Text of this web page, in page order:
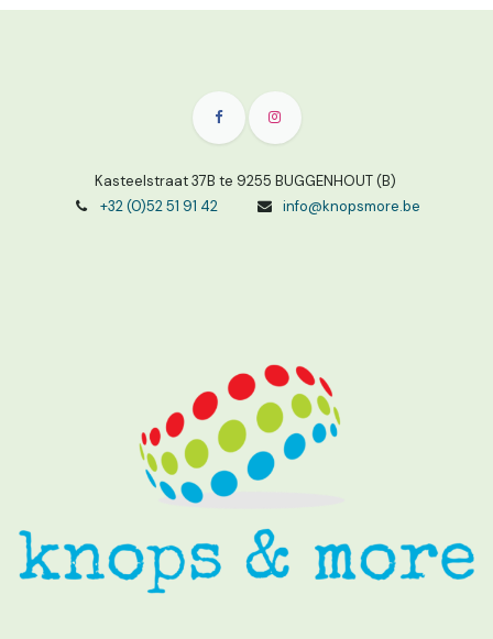
Kasteelstraat 37B te 9255 BUGGENHOUT (B)
+32 (0)52 51 91 42
info@knopsmore.be